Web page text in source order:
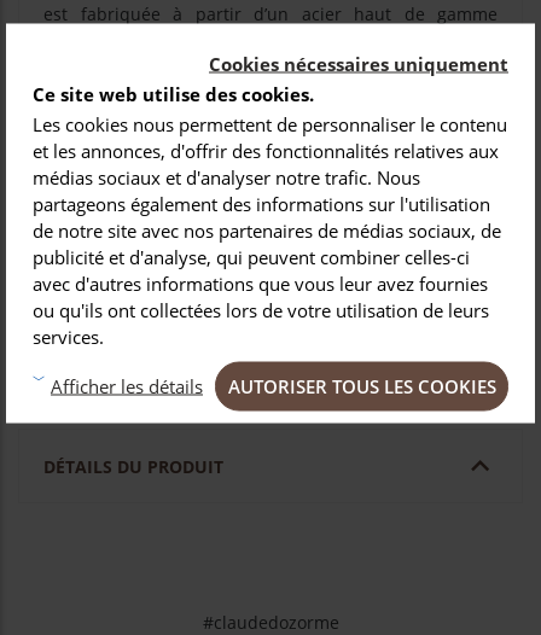
Cookies nécessaires uniquement
Ce site web utilise des cookies.
Les cookies nous permettent de personnaliser le contenu
et les annonces, d'offrir des fonctionnalités relatives aux
médias sociaux et d'analyser notre trafic. Nous
partageons également des informations sur l'utilisation
de notre site avec nos partenaires de médias sociaux, de
publicité et d'analyse, qui peuvent combiner celles-ci
avec d'autres informations que vous leur avez fournies
ou qu'ils ont collectées lors de votre utilisation de leurs
services.
AUTORISER TOUS LES COOKIES
Afficher les détails
est fabriquée à partir d’un acier haut de gamme
qui donne le tranchant à la lame
0,15 dechrome pour l’inoxydabilité de l’acier
1% demolybdèneetvanadiumqui confère à la lame
souplesse et permet donc un réaffûtage aisé.
Cescouverts pour le dessert sont livrés dans un coffret
en bois de hêtre.
Cescouverts 100% made in Francesont entièrement
fabriqués dans nos ateliers par nos artisans, tous
formés aux méthodes de fabrication traditionnelles et
DÉTAILS DU PRODUIT 
#claudedozorme